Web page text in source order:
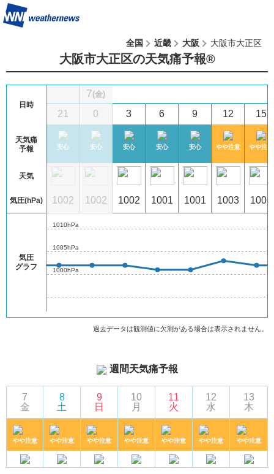
全国 近畿 大阪 大阪市大正区
大阪市大正区の天気痛予報®︎
日時
天気痛
予報
天気
気圧(hPa)
気圧
グラフ
安心
1002
21
安心
1002
7(金)
0
安心
1002
3
安心
1002
6
安心
1001
9
安心
1001
12
やや注意
1003
15
やや注意
1002
1000hPa
1005hPa
1010hPa
過去データは観測値に欠測がある場合は表示されません。
週間天気痛予報
7
金
やや注意
8
土
やや注意
9
日
やや注意
10
月
やや注意
11
火
やや注意
12
水
やや注意
13
木
やや注意